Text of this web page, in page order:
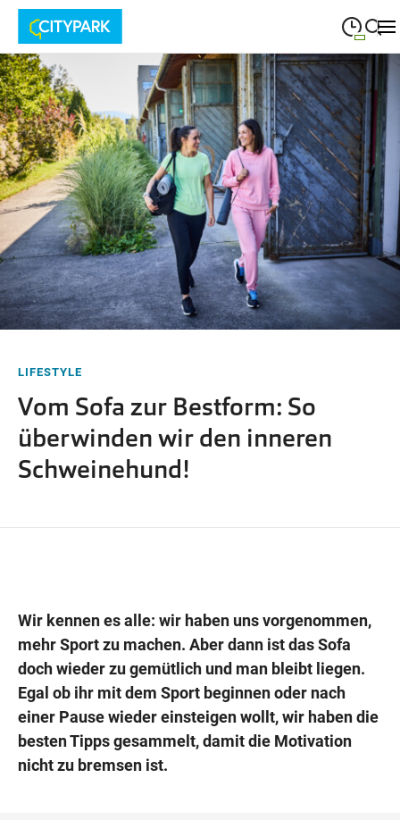
Suche schließen
Montag
MONTAG 09:00 19:30
Dienstag
DIENSTAG 09:00— 19:30
Mittwoch
MITTWOCH 09:00—19:30
Donnerstag
DONNERSTAG 09:00 —19:30
Freitag
FREITAG 09:00—19:30
Samstag
SAMSTAG 09:00 —18:00
Wegbeschreibung
LIFESTYLE
Vom Sofa zur Bestform: So
überwinden wir den inneren
Schweinehund!
Wir kennen es alle: wir haben uns vorgenommen,
mehr Sport zu machen. Aber dann ist das Sofa
doch wieder zu gemütlich und man bleibt liegen.
Egal ob ihr mit dem Sport beginnen oder nach
einer Pause wieder einsteigen wollt, wir haben die
besten Tipps gesammelt, damit die Motivation
nicht zu bremsen ist.